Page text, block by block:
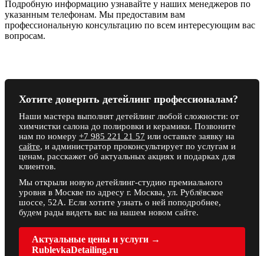
Подробную информацию узнавайте у наших менеджеров по
указанным телефонам. Мы предоставим вам
профессиональную консультацию по всем интересующим вас
вопросам.
Хотите доверить детейлинг профессионалам?
Наши мастера выполнят детейлинг любой сложности: от
химчистки салона до полировки и керамики. Позвоните
нам по номеру +7 985 221 21 57 или оставьте заявку на
сайте, и администратор проконсультирует по услугам и
ценам, расскажет об актуальных акциях и подарках для
клиентов.
Мы открыли новую детейлинг-студию премиального
уровня в Москве по адресу г. Москва, ул. Рублёвское
шоссе, 52А. Если хотите узнать о ней поподробнее,
будем рады видеть вас на нашем новом сайте.
Актуальные цены и услуги →
RublevkaDetailing.ru